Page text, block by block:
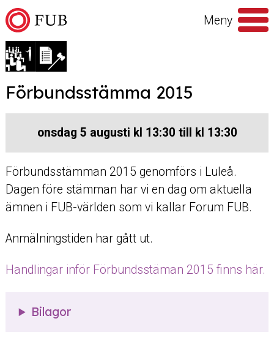
Hoppa till innehåll
Meny
Sök
Förbundsstämma 2015
onsdag 5 augusti kl 13:30 till kl 13:30
Förbundsstämman 2015 genomförs i Luleå.
Dagen före stämman har vi en dag om aktuella
ämnen i FUB-världen som vi kallar Forum FUB.
Anmälningstiden har gått ut.
Handlingar inför Förbundsstäman 2015 finns här.
Bilagor